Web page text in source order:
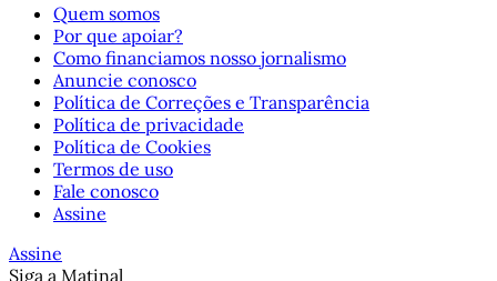
Quem somos
Por que apoiar?
Como financiamos nosso jornalismo
Anuncie conosco
Política de Correções e Transparência
Política de privacidade
Política de Cookies
Termos de uso
Fale conosco
Assine
Assine
Siga a Matinal